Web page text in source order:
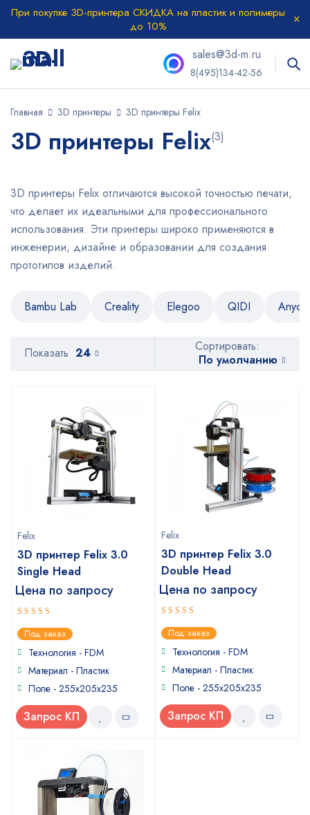
При покупке 3D-принтера СКИДКА на пластик и полимеры
до 10%
sales@3d-m.ru
8(495)134-42-56
Главная 3D принтеры 3D принтеры Felix
3D принтеры Felix(3)
3D принтеры Felix отличаются высокой точностью печати,
что делает их идеальными для профессионального
использования. Эти принтеры широко применяются в
инженерии, дизайне и образовании для создания
прототипов изделий.
Bambu Lab Creality Elegoo QIDI
Сортировать:
По умолчанию
Показать 24
Felix
3D принтер Felix 3.0
Single Head
Цена по запросу
4out of
5Под заказ
Технология - FDM
Материал - Пластик
Поле - 255x205x235
Запрос КП
Felix
3D принтер Felix 3.0
Double Head
Цена по запросу
5out of 5
Под заказ
Технология - FDM
Материал - Пластик
Поле - 255x205x235
Запрос КП